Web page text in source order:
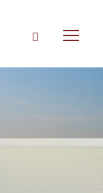
Rechercher